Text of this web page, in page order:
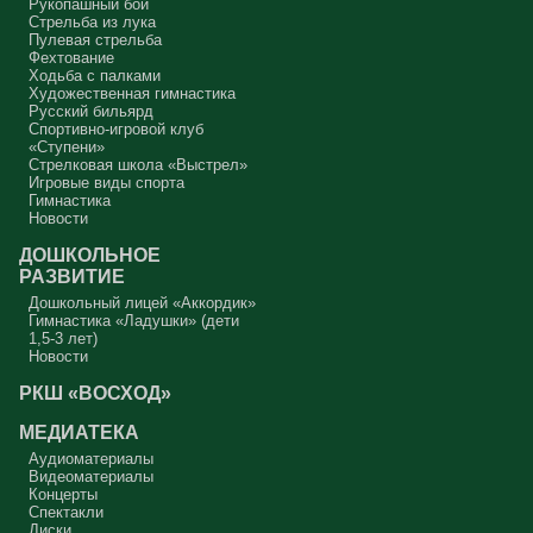
Рукопашный бой
Стрельба из лука
Пулевая стрельба
Фехтование
Ходьба с палками
Художественная гимнастика
Русский бильярд
Спортивно-игровой клуб
«Ступени»
Стрелковая школа «Выстрел»
Игровые виды спорта
Гимнастика
Новости
ДОШКОЛЬНОЕ
РАЗВИТИЕ
Дошкольный лицей «Аккордик»
Гимнастика «Ладушки» (дети
1,5-3 лет)
Новости
РКШ «ВОСХОД»
МЕДИАТЕКА
Аудиоматериалы
Видеоматериалы
Концерты
Спектакли